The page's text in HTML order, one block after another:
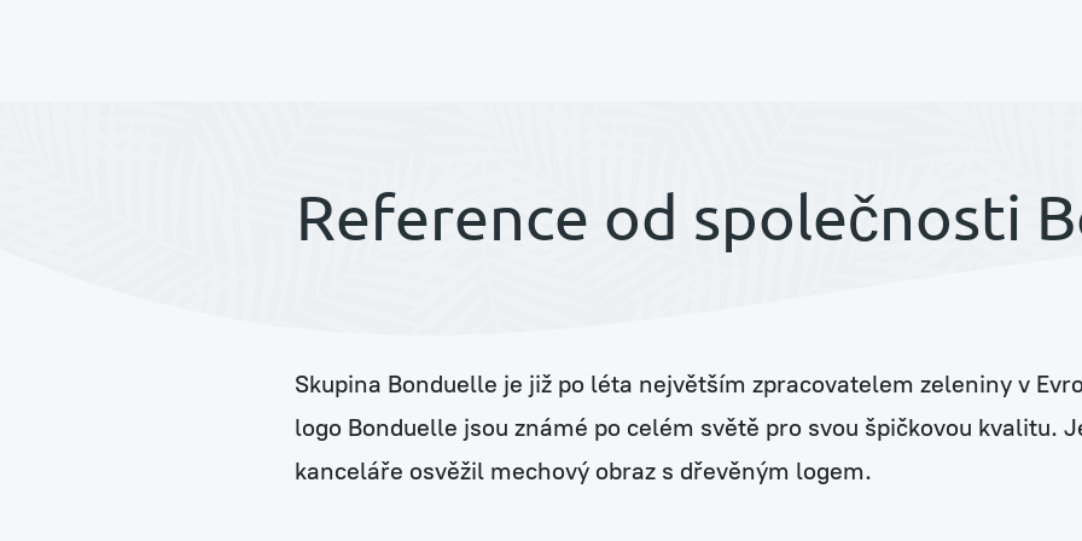
Jungle Raketa
Zelená atria Jungle House
Reference od společnosti
Skupina Bonduelle je již po léta největším zpracovatelem zeleniny v
logo Bonduelle jsou známé po celém světě pro svou špičkovou kvalitu.
kanceláře osvěžil mechový obraz s dřevěným logem.